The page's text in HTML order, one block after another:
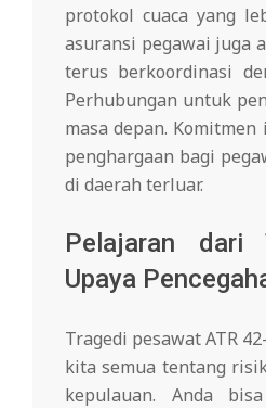
protokol cuaca yang
asuransi pegawai juga
terus berkoordinasi
Perhubungan untuk
masa depan.
penghargaan bagi
di daerah terluar.
Pelajaran dari
Upaya
Tragedi pesawat ATR
kita semua tentang
kepulauan. Anda